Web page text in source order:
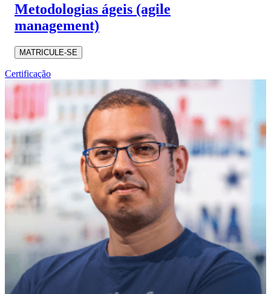
Metodologias ágeis (agile
management)
MATRICULE-SE
Certificação